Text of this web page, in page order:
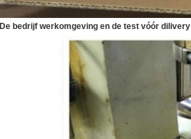
De bedrijf werkomgeving en de test vóór